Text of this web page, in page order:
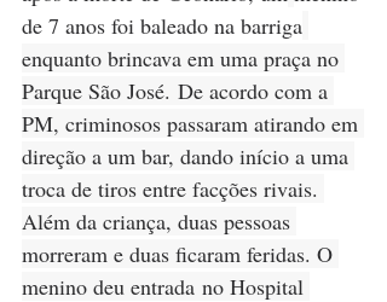
de 7 anos foi baleado na barriga
enquanto brincava em uma praça no
Parque São José. De acordo com a
PM, criminosos passaram atirando em
direção a um bar, dando início a uma
troca de tiros entre facções rivais.
Além da criança, duas pessoas
morreram e duas ficaram feridas. O
menino deu entrada no Hospital